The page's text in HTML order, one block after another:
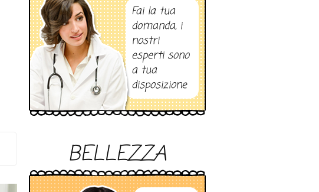
Fai la tua
domanda, i
nostri
esperti sono
a tua
disposizione
BELLEZZA